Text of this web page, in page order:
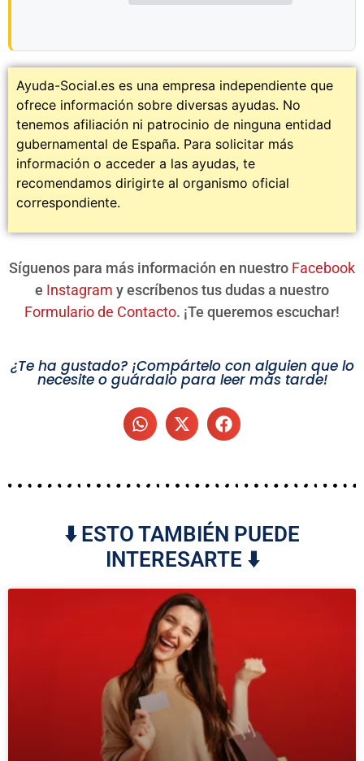
Ayuda-Social.es es una empresa independiente que
ofrece información sobre diversas ayudas. No
tenemos afiliación ni patrocinio de ninguna entidad
gubernamental de España. Para solicitar más
información o acceder a las ayudas, te
recomendamos dirigirte al organismo oficial
correspondiente.
Síguenos para más información en nuestro Facebook
e Instagram y escríbenos tus dudas a nuestro
Formulario de Contacto. ¡Te queremos escuchar!
¿Te ha gustado? ¡Compártelo con alguien que lo
necesite o guárdalo para leer más tarde!
⬇️ ESTO TAMBIÉN PUEDE
INTERESARTE ⬇️